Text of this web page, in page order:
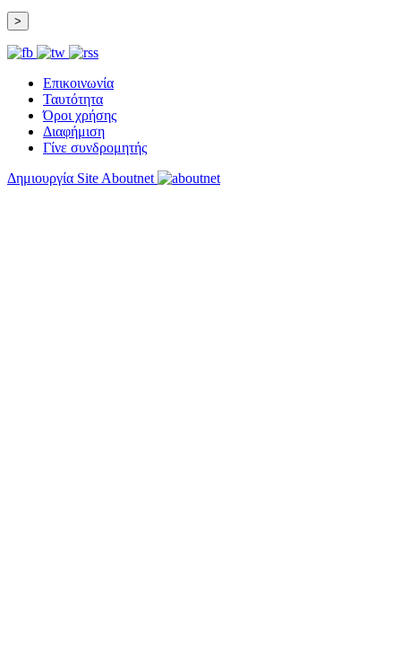
Επικοινωνία
Ταυτότητα
Όροι χρήσης
Διαφήμιση
Γίνε συνδρομητής
Δημιουργία Site Aboutnet